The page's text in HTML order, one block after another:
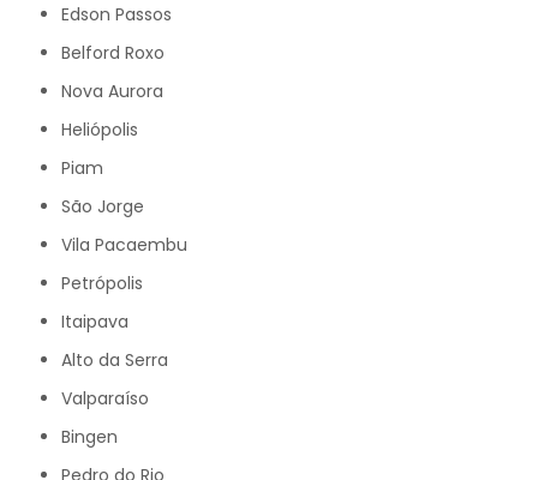
Edson Passos
Belford Roxo
Nova Aurora
Heliópolis
Piam
São Jorge
Vila Pacaembu
Petrópolis
Itaipava
Alto da Serra
Valparaíso
Bingen